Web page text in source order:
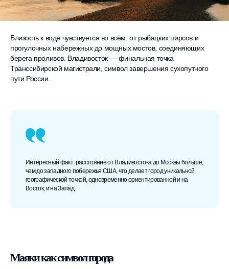
Близость к воде чувствуется во всём: от рыбацких пирсов и
прогулочных набережных до мощных мостов, соединяющих
берега проливов. Владивосток — финальная точка
Транссибирской магистрали, символ завершения сухопутного
пути России.
Интересный факт: расстояние от Владивостока до Москвы больше,
чем до западного побережья США, что делает город уникальной
географической точкой, одновременно ориентированной и на
Восток, и на Запад.
Маяки как символ города